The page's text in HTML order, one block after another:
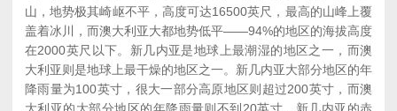
山，地势极其崎岖不平，高度可达16500英尺，最高的山峰上覆
盖着冰川，而澳大利亚大都地势低平——94%的地区的海拔高度
在2000英尺以下。新几内亚是地球上最潮湿的地区之一，而澳
大利亚则是地球上最干燥的地区之一。新几内亚大部分地区的年
降雨量为100英寸，很大一部分高原地区则超过200英寸，而澳